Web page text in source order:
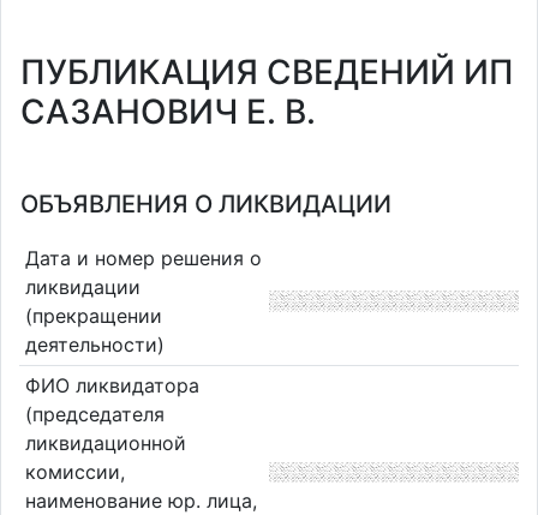
ПУБЛИКАЦИЯ СВЕДЕНИЙ ИП
САЗАНОВИЧ Е. В.
ОБЪЯВЛЕНИЯ О ЛИКВИДАЦИИ
Дата и номер решения о
ликвидации
(прекращении
деятельности)
ФИО ликвидатора
(председателя
ликвидационной
комиссии,
наименование юр. лица,